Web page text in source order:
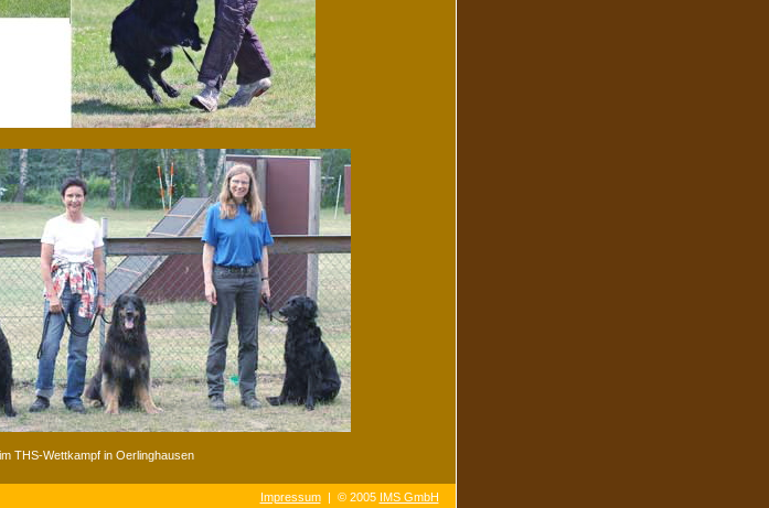
THS-Wettkampf in Oerlinghausen
Impressum| © 2005 IMS GmbH